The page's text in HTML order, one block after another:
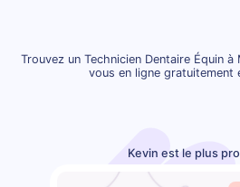
Trouvez un Technicien Dentaire Équin
vous en ligne gratuitement
Kevin est le plus